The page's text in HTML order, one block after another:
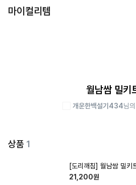
마이컬리템
월남쌈 밀키
개운한백설기434님
상품 1
[도리깨침] 월남쌈 밀키
21,200원